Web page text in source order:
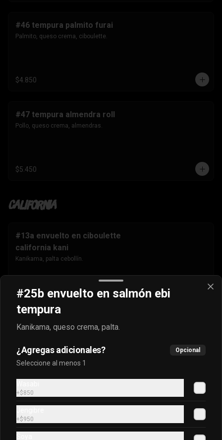
#46 tempura palmito furai
Palmito, queso crema, ciboulette.
$4.850
#47 tempura almendra roll
Pollo, queso crema, almendras.
$5.450
California
#13a envuelto en ciboulette
california kani
Kanikama, palta cebollín.
$4.500
#13b envuelto en masago
Kanikama, palta cebollín.
$4.500
#13c envuelto en sésamo
california kani
#25b envuelto en salmón ebi
tempura
Kanikama, queso crema, palta.
¿Agregas adicionales? Opcional
Seleccione al menos 1
+$850
+$950